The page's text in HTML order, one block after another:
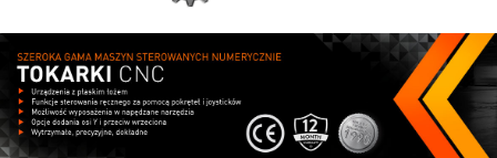
STRONA GŁÓWNA
MASZYNY
CZĘŚCI